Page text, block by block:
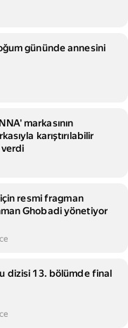
gününde annesini
markasının
karıştırılabilir
resmi fragman
Ghobadi yönetiyor
dizisi 13. bölümde final